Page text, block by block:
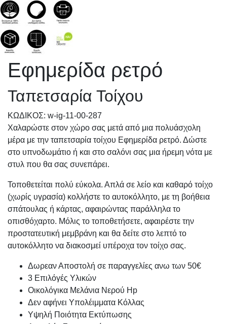
Εφημερίδα ρετρό
Ταπετσαρία Τοίχου
KΩΔΙΚΟΣ: w-ig-11-00-287
Χαλαρώστε στον χώρο σας μετά από μια πολυάσχολη
μέρα με την ταπετσαρία τοίχου Εφημερίδα ρετρό. Δώστε
στο υπνοδωμάτιο ή και στο σαλόνι σας μια ήρεμη νότα με
στυλ που θα σας συνεπάρει.
Τοποθετείται πολύ εύκολα. Απλά σε λείο και καθαρό τοίχο
(χωρίς υγρασία) κολλήστε το αυτοκόλλητο, με τη βοήθεια
σπάτουλας ή κάρτας, αφαιρώντας παράλληλα το
οπισθόχαρτο. Μόλις το τοποθετήσετε, αφαιρέστε την
προστατευτική μεμβράνη και θα δείτε στο λεπτό το
αυτοκόλλητο να διακοσμεί υπέροχα τον τοίχο σας.
Δωρεαν Αποστολή σε παραγγελίες ανω των 50€
3 Επιλόγές Υλικών
Οικολόγικα Μελάνια Νερού Hp
Δεν αφήνει Υπολέιμματα Κόλλας
Υψηλή Ποιότητα Εκτύπωσης